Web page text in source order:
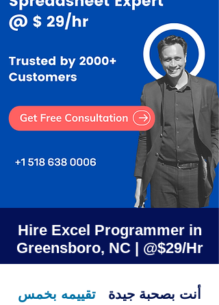
Hire Excel Programmer in
Greensboro, NC | @$29/Hr
أنت بصحبة جيدة
تقييمه بخمس